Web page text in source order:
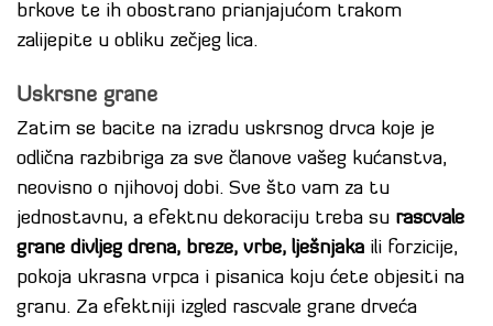
brkove te ih obostrano prianjajućom trakom
zalijepite u obliku zečjeg lica.
Uskrsne grane
Zatim se bacite na izradu uskrsnog drvca koje je
odlična razbibriga za sve članove vašeg kućanstva,
neovisno o njihovoj dobi. Sve što vam za tu
jednostavnu, a efektnu dekoraciju treba su rascvale
grane divljeg drena, breze, vrbe, lješnjaka ili forzicije,
pokoja ukrasna vrpca i pisanica koju ćete objesiti na
granu. Za efektniji izgled rascvale grane drveća